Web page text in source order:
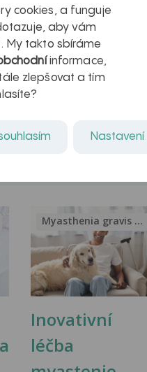
strany stehna
asi týden me začala bolest
konkrétnější...
trápí mě skoro až
bolest stehen....
Inovativní
léčba
Myasthenia gravis – vše, co...
cookies, a funguje
aby vám
My takto sbíráme
informace,
zlepšovat a tím
Nastavení